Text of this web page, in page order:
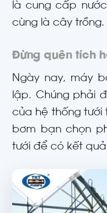
là cung cấp
cùng là cây trồng.
Đừng quên tích
Ngày nay, máy
lập. Chúng phải
của hệ thống tưới
bơm bạn chọn
tưới để có kết quả